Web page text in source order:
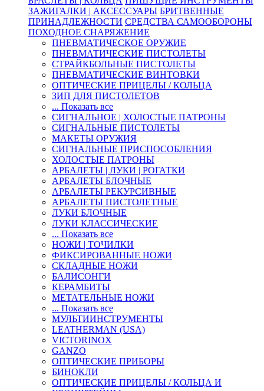
ЗАЖИГАЛКИ | АКСЕССУАРЫ БРИТВЕННЫЕ
ПРИНАДЛЕЖНОСТИ СРЕДСТВА САМООБОРОНЫ
ПОХОДНОЕ СНАРЯЖЕНИЕ
ПНЕВМАТИЧЕСКОЕ ОРУЖИЕ
ПНЕВМАТИЧЕСКИЕ ПИСТОЛЕТЫ
СТРАЙКБОЛЬНЫЕ ПИСТОЛЕТЫ
ПНЕВМАТИЧЕСКИЕ ВИНТОВКИ
ОПТИЧЕСКИЕ ПРИЦЕЛЫ / КОЛЬЦА
ЗИП ДЛЯ ПИСТОЛЕТОВ
... Показать все
СИГНАЛЬНОЕ | ХОЛОСТЫЕ ПАТРОНЫ
СИГНАЛЬНЫЕ ПИСТОЛЕТЫ
МАКЕТЫ ОРУЖИЯ
СИГНАЛЬНЫЕ ПРИСПОСОБЛЕНИЯ
ХОЛОСТЫЕ ПАТРОНЫ
АРБАЛЕТЫ | ЛУКИ | РОГАТКИ
АРБАЛЕТЫ БЛОЧНЫЕ
АРБАЛЕТЫ РЕКУРСИВНЫЕ
АРБАЛЕТЫ ПИСТОЛЕТНЫЕ
ЛУКИ БЛОЧНЫЕ
ЛУКИ КЛАССИЧЕСКИЕ
... Показать все
НОЖИ | ТОЧИЛКИ
ФИКСИРОВАННЫЕ НОЖИ
СКЛАДНЫЕ НОЖИ
БАЛИСОНГИ
КЕРАМБИТЫ
МЕТАТЕЛЬНЫЕ НОЖИ
... Показать все
МУЛЬТИИНСТРУМЕНТЫ
LEATHERMAN (USA)
VICTORINOX
GANZO
ОПТИЧЕСКИЕ ПРИБОРЫ
БИНОКЛИ
ОПТИЧЕСКИЕ ПРИЦЕЛЫ / КОЛЬЦА И